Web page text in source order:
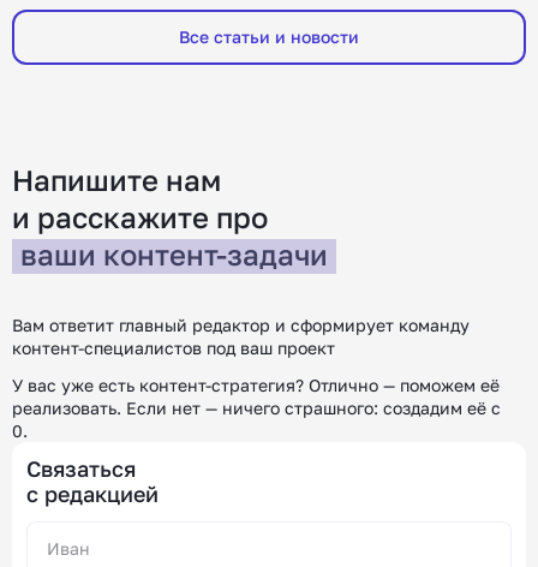
зарубежном рынке, какие инструменты
помогут получить оффер и где искать работу.
Меня зовут Юлия, я руководитель HR в
чаще
Все статьи и новости
Напишите нам
и расскажите про
ваши контент-задачи
Вам ответит главный редактор и сформирует команду
контент-специалистов под ваш проект
У вас уже есть контент-стратегия? Отлично — поможем её
реализовать. Если нет — ничего страшного: создадим её с
0.
Связаться
с редакцией